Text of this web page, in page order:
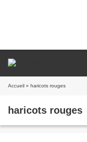
Accueil » haricots rouges
haricots rouges